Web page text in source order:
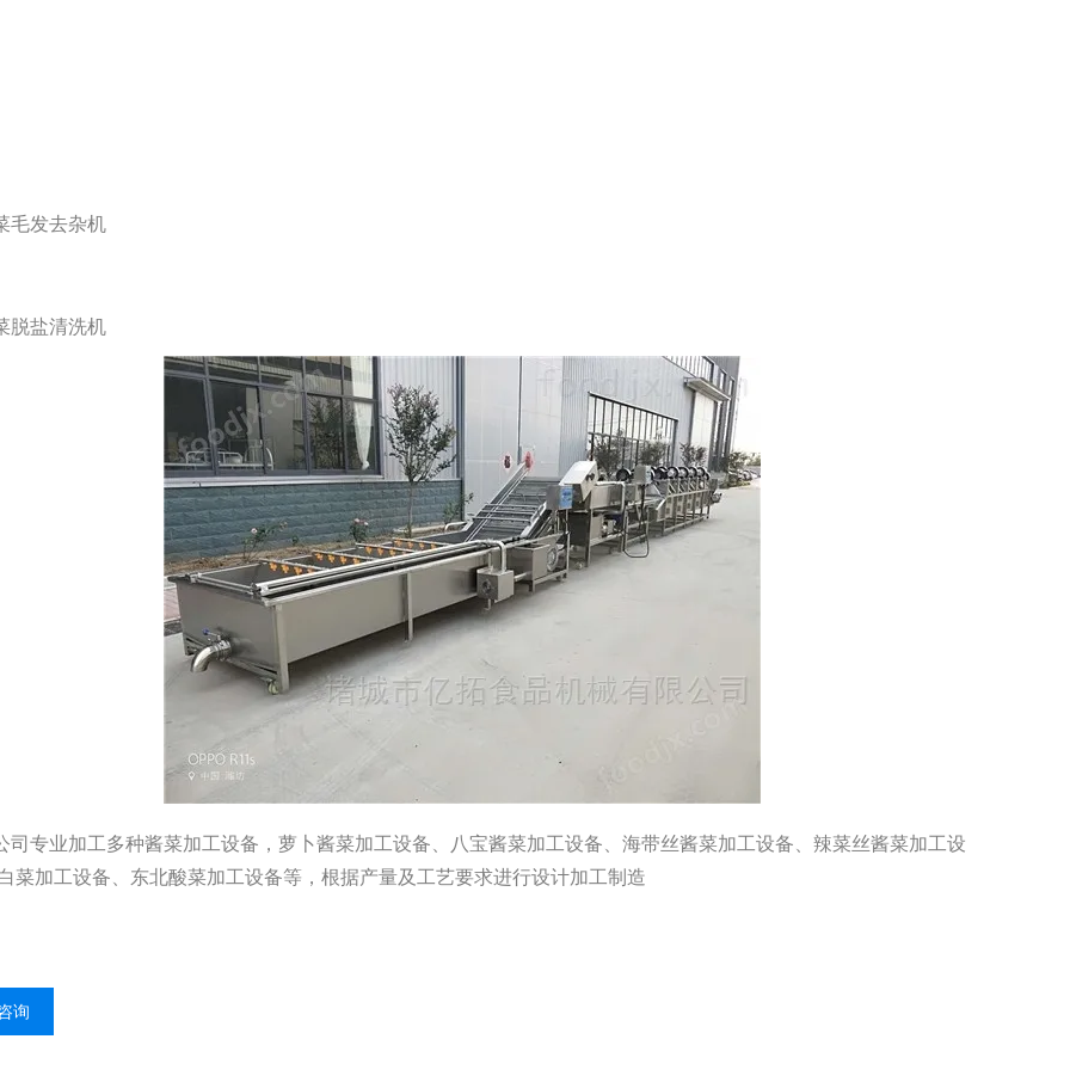
毛发去杂机
脱盐清洗机
司专业加工多种酱菜加工设备，萝卜酱菜加工设备、八宝酱菜加工设备、海带丝酱菜加工设备、辣菜丝酱菜加工设
菜加工设备、东北酸菜加工设备等，根据产量及工艺要求进行设计加工制造
询